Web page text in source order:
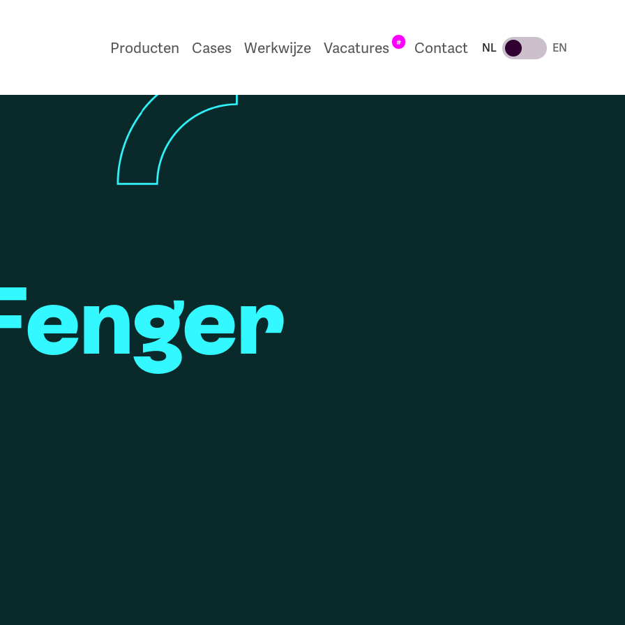
Producten Cases Werkwijze Vacatures # Contact NL EN